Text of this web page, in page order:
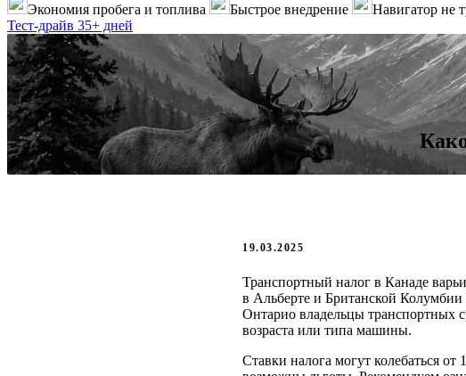
Экономия пробега и топлива
Быстрое внедрение Навигатор не
Тест-драйв 35+ дней
19.03.2025
Транспортный налог в Канаде
в Альберте и Британской Колумбии
Онтарио владельцы транспортных
возраста или типа машины.
Ставки налога могут колебаться